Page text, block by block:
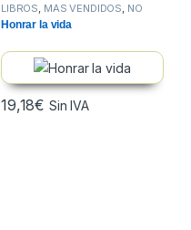
LIBROS MÁS VENDIDOS NO
FICCION
Honrar la vida
19,18€ Sin IVA